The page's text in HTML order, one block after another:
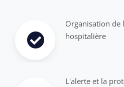
Organisation de
hospitalière
L'alerte et la